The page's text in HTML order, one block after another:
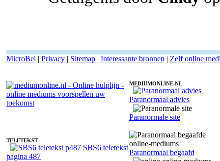
MicroBel | Privacy | Sitemap | Interessante bronnen | Zelf online
TELETEKST
SBS6 teletekst
pagina 487
MEDIUMONLINE.NL
Paranormaal advies
Paranormale site
Paranormaal begaafd